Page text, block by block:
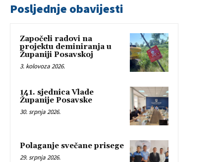
Posljednje obavijesti
Započeli radovi na
projektu deminiranja u
Županiji Posavskoj
3. kolovoza 2026.
141. sjednica Vlade
Županije Posavske
30. srpnja 2026.
Polaganje svečane prisege
29. srpnja 2026.